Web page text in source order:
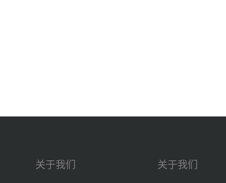
关于我们 关于我们